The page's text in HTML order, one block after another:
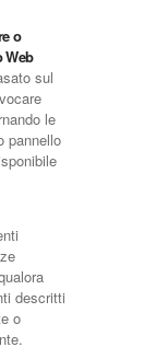
o
Web
sul
le
pannello
descritti
o